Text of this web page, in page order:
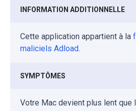
INFORMATION ADDITIONNELLE
Cette application appartient à la
maliciels Adload.
SYMPTÔMES
Votre Mac devient plus lent que